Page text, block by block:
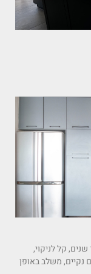
קל לניקוי,
נקיים, משלב באופן